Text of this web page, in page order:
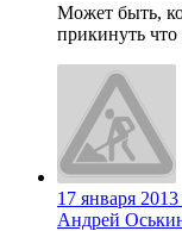
Может быть,
прикинуть
17 января
Андрей